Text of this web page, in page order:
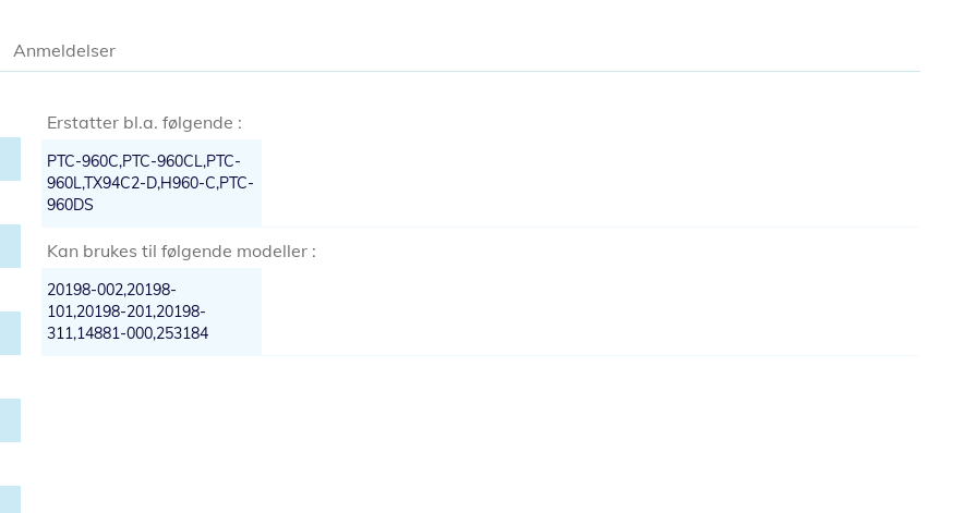
Erstatter bl.a. følgende :
PTC-960C,PTC-960CL,PTC-
960L,TX94C2-D,H960-C,PTC-
960DS
Kan brukes til følgende modeller :
20198-002,20198-
101,20198-201,20198-
311,14881-000,253184
Anmeldelser